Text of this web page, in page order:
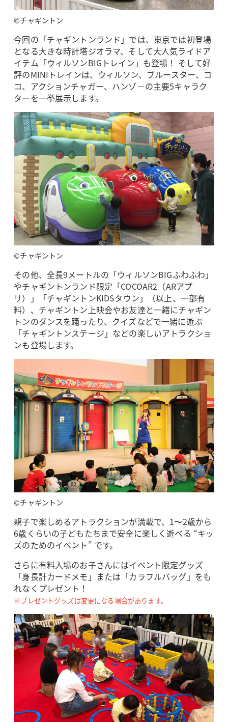
©チャギントン
今回の「チャギントンランド」では、東京では初登場
となる大きな時計塔ジオラマ、そして大人気ライドア
イテム「ウィルソンBIGトレイン」も登場！ そして好
評のMINIトレインは、ウィルソン、ブルースター、コ
コ、アクションチャガー、ハンゾ－の主要5キャラク
ターを一挙展示します。
©チャギントン
その他、全長9メートルの「ウィルソンBIGふわふわ」
やチャギントンランド限定「COCOAR2（ARアプ
リ）」「チャギントンKIDSタウン」（以上、一部有
料）、チャギントン上映会やお友達と一緒にチャギン
トンのダンスを踊ったり、クイズなどで一緒に遊ぶ
「チャギントンステージ」などの楽しいアトラクショ
ンも登場します。
©チャギントン
親子で楽しめるアトラクションが満載で、1〜2歳から
6歳くらいの子どもたちまで安全に楽しく遊べる “キッ
ズのためのイベント” です。
さらに有料入場のお子さんにはイベント限定グッズ
「身長計カードメモ」または「カラフルバッグ」をも
れなくプレゼント！
※プレゼントグッズは変更になる場合があります。